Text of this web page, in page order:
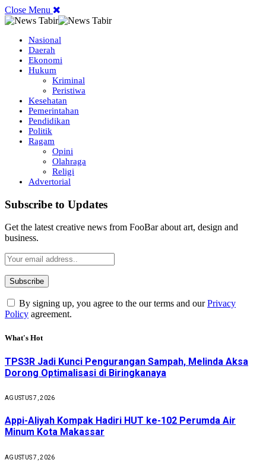
Close Menu
Nasional
Daerah
Ekonomi
Hukum
Kriminal
Peristiwa
Kesehatan
Pemerintahan
Pendidikan
Politik
Ragam
Opini
Olahraga
Religi
Advertorial
Subscribe to Updates
Get the latest creative news from FooBar about art, design and
business.
By signing up, you agree to the our terms and ourPrivacy
Policy agreement.
What's Hot
TPS3R Jadi Kunci Pengurangan Sampah, Melinda Aksa
Dorong Optimalisasi di Biringkanaya
AGUSTUS 7, 2026
Appi-Aliyah Kompak Hadiri HUT ke-102 Perumda Air
Minum Kota Makassar
AGUSTUS 7, 2026